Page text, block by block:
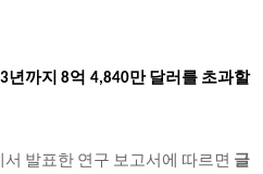
년까지 8억 4,840만 달러를 초과할
서 발표한 연구 보고서에 따르면 글